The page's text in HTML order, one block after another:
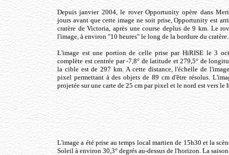
Depuis janvier 2004, le rover Opportunity opère dans
jours avant que cette image ne soit prise, Opportunity est
cratère de Victoria, après une course deplus de 9 km. Le
l'image, à environ "10 heures" le long de la bordure du cratère.
L'image est une portion de celle prise par HiRISE le 3
complète est centrée par -7,8° de latitude et 279,5° de
la cible est de 297 km. A cette distance, l'échelle de
pixel permettant à des objets de 89 cm d'être résolus.
projetée sur une carte de 25 cm par pixel et le nord est vers le
L'image a été prise au temps local martien de 15h30 et la
Soleil à environ 30,3° degrés au-dessus de l'horizon. La